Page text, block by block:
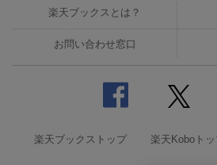
楽天ブックスとは？
お問い合わせ窓口
楽天ブックストップ 楽天Koboト